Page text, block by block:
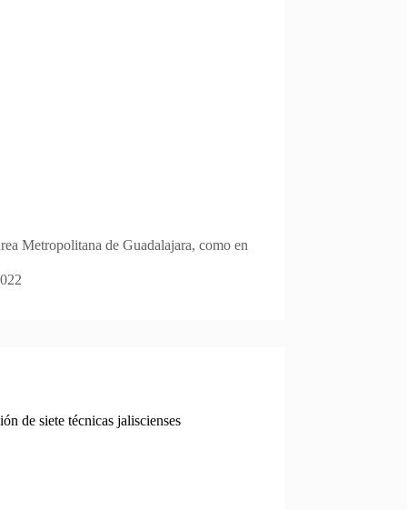
Metropolitana de Guadalajara, como en
de siete técnicas jaliscienses